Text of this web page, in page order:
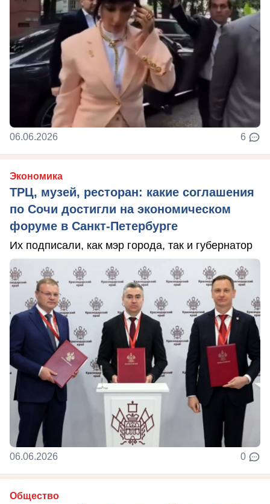
06.06.2026 6
Экономика
ТРЦ, музей, ресторан: какие соглашения
по Сочи достигли на экономическом
форуме в Санкт-Петербурге
Их подписали, как мэр города, так и губернатор
06.06.2026 0
Общество